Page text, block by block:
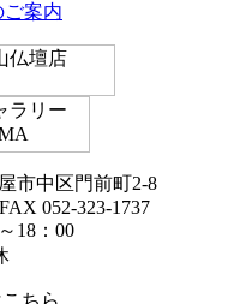
ご案内
市中区門前町2-8
052-323-1737
18：00